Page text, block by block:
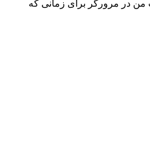
من در مرورگر برای زمانی که